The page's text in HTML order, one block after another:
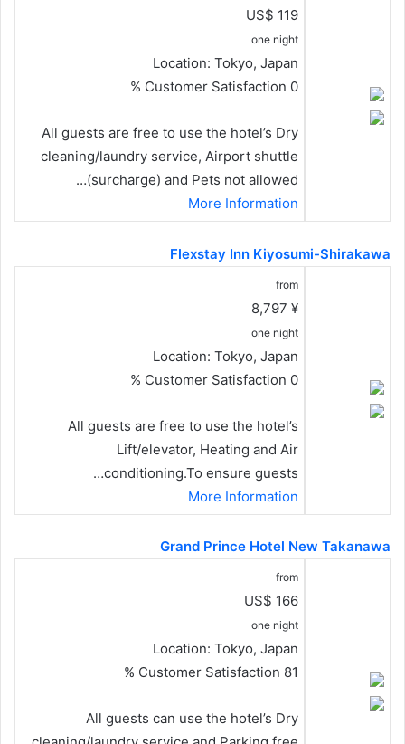
US$ 119
one night
Location: Tokyo, Japan
Customer Satisfaction 0 %
All guests are free to use the hotel’s Dry
cleaning/laundry service, Airport shuttle
(surcharge) and Pets not allowed…
More Information
Flexstay Inn Kiyosumi-Shirakawa
from
¥ 8,797
one night
Location: Tokyo, Japan
Customer Satisfaction 0 %
All guests are free to use the hotel’s
Lift/elevator, Heating and Air
conditioning.To ensure guests…
More Information
Grand Prince Hotel New Takanawa
from
US$ 166
one night
Location: Tokyo, Japan
Customer Satisfaction 81 %
All guests can use the hotel’s Dry